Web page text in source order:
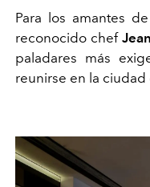
Para los amantes
reconocido chef
paladares más
reunirse en la